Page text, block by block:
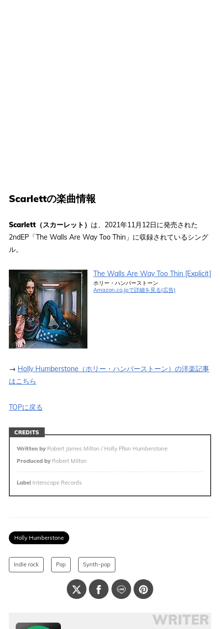
Scarlettの楽曲情報
Scarlett（スカーレット） は、2021年11月12日に発売された
2ndEP「The Walls Are Way Too Thin」に収録されているシング
ル。
The Walls Are Way Too Thin [Explicit]
ホリー・ハンバーストーン
Amazon.co.jpで詳細を見る(広告)
→ Holly Humberstone（ホリー・ハンバーストーン）の洋楽記事
はこちら
TOPに戻る
CREDITS
Written byRobert James Milton / Holly Ffion Humberstone
Produced byRobert Milton
LabelInterscope Records
Holly Humberstone
Indie rock Pop Synth-pop
WRITER